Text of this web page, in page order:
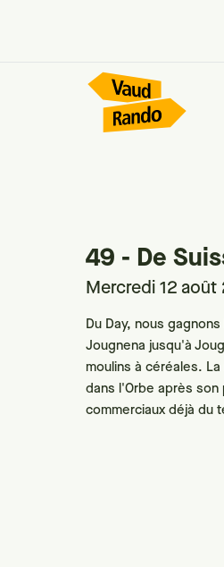
49 - De
Mercredi 12 août
Du Day, nous
Jougnena jusqu'à
moulins à céréales.
dans l'Orbe après
commerciaux déjà du